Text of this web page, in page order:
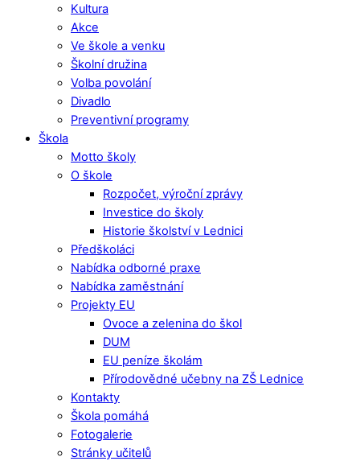
Kultura
Akce
Ve škole a venku
Školní družina
Volba povolání
Divadlo
Preventivní programy
Škola
Motto školy
O škole
Rozpočet, výroční zprávy
Investice do školy
Historie školství v Lednici
Předškoláci
Nabídka odborné praxe
Nabídka zaměstnání
Projekty EU
Ovoce a zelenina do škol
DUM
EU peníze školám
Přírodovědné učebny na ZŠ Lednice
Kontakty
Škola pomáhá
Fotogalerie
Stránky učitelů